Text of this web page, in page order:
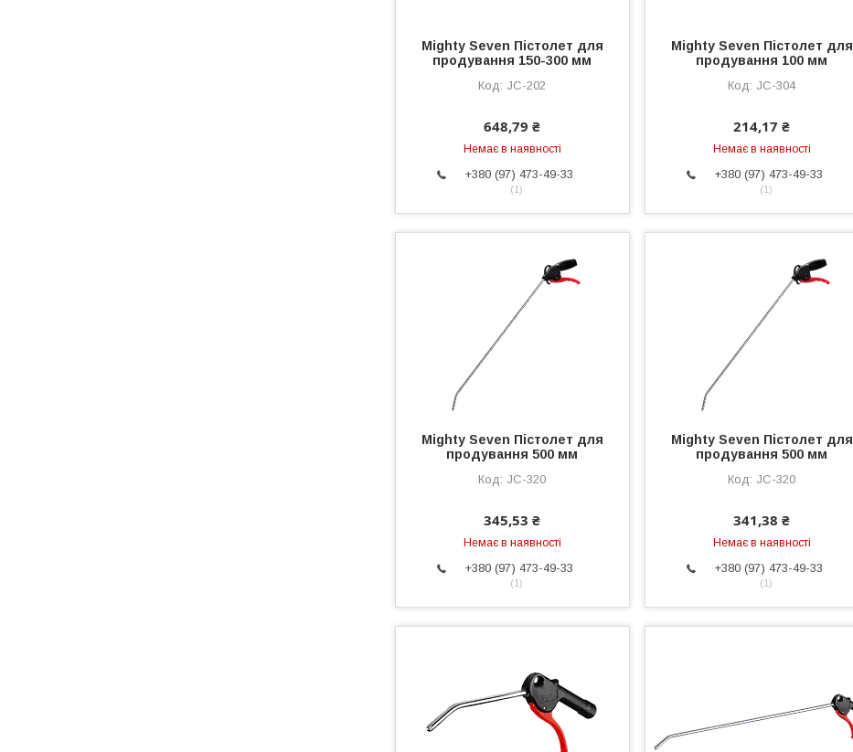
Mighty Seven Пістолет для
продування 150-300 мм
JC-202
648,79 ₴
Немає в наявності
+380 (97) 473-49-33
1
Mighty Seven Пістолет для
продування 100 мм
JC-304
214,17 ₴
Немає в наявності
+380 (97) 473-49-33
1
Mighty Seven Пістолет для
продування 500 мм
JC-320
345,53 ₴
Немає в наявності
+380 (97) 473-49-33
1
Mighty Seven Пістолет для
продування 500 мм
JC-320
341,38 ₴
Немає в наявності
+380 (97) 473-49-33
1